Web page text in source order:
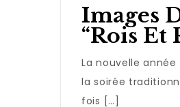
Images
“Rois Et
La nouvelle
la soirée
fois […]